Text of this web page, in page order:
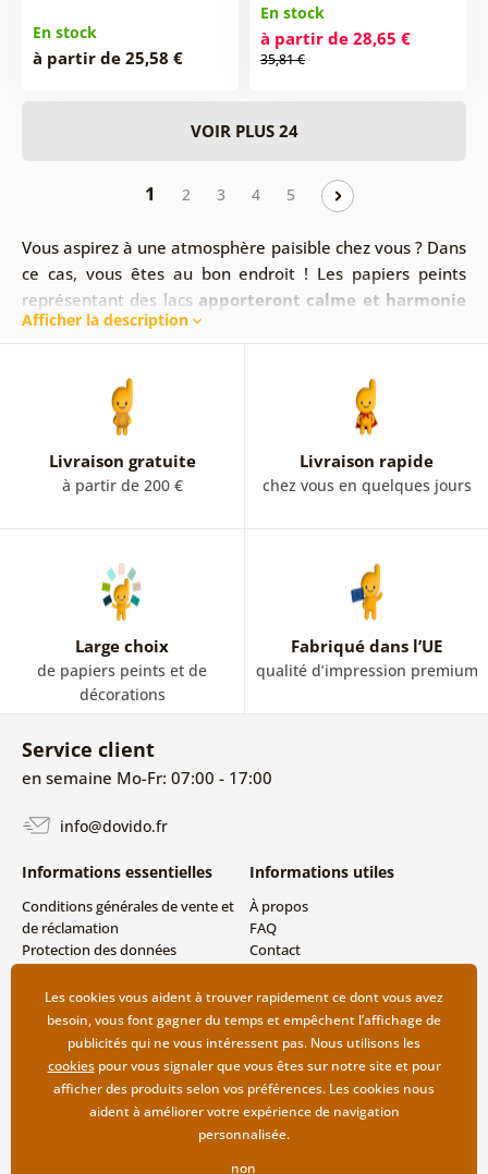
En stock
à partir de 25,58 €
En stock
à partir de 28,65 €
35,81 €
VOIR PLUS 24
1 2 3 4 5
Vous aspirez à une atmosphère paisible chez vous ? Dans
ce cas, vous êtes au bon endroit ! Les papiers peints
représentant des lacs apporteront calme et harmonie
à votre espaceet grâce à la nature environnante, les
Le choix vous appartient.
Afficher la description
Livraison gratuite
à partir de 200 €
Livraison rapide
chez vous en quelques jours
Large choix
de papiers peints et de
décorations
Fabriqué dans l’UE
qualité d’impression premium
Service client
en semaine Mo-Fr: 07:00 - 17:00
info@dovido.fr
Informations essentielles
Conditions générales de vente et
de réclamation
Protection des données
Modes de livraison et de
paiement
Retour des produits
Informations utiles
À propos
FAQ
Contact
Les cookies vous aident à trouver rapidement ce dont vous avez
besoin, vous font gagner du temps et empêchent l’affichage de
publicités qui ne vous intéressent pas. Nous utilisons les
cookiespour vous signaler que vous êtes sur notre site et pour
afficher des produits selon vos préférences. Les cookies nous
aident à améliorer votre expérience de navigation
personnalisée.
non